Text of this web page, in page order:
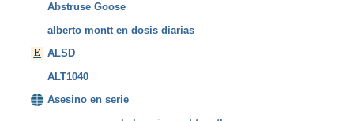
Abstruse Goose
alberto montt en dosis diarias
ALSD
ALT1040
Asesino en serie